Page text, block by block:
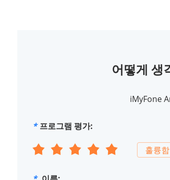
어떻게 생
iMyFone
* 프로그램 평가:
훌륭함